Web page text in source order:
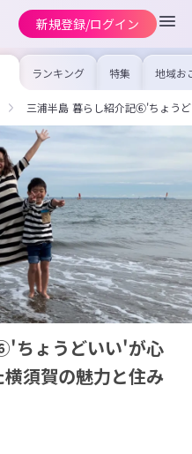
新規登録/ログイン
ランキング 特集 地域お
の求
を集め
事内容
を比較
合った
けよう
三浦半島 暮らし紹介記⑥'ちょう
ちょうどいい'が心
須賀の魅力と住み